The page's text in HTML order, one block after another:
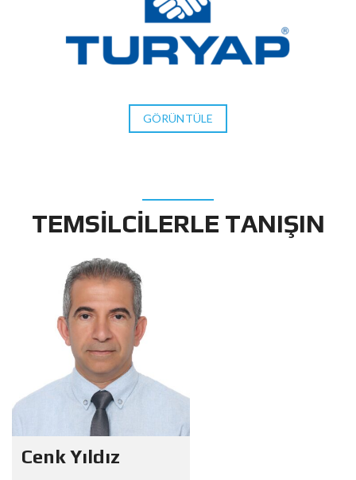
GÖRÜNTÜLE
TEMSILCILERLE TANIŞIN
Cenk Yıldız